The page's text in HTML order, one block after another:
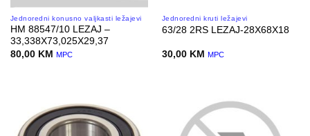
Jednoredni konusno valjkasti ležajevi
HM 88547/10 LEZAJ –
33,338X73,025X29,37
80,00 KM MPC
Jednoredni kruti ležajevi
63/28 2RS LEZAJ-28X68X18
30,00 KM MPC